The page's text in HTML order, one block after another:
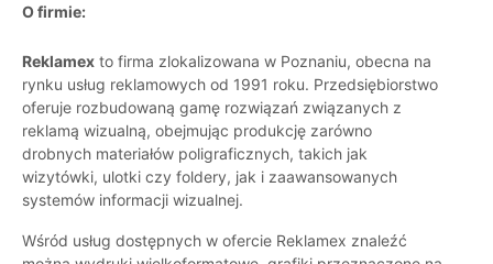
O firmie:
Reklamex to firma zlokalizowana w Poznaniu, obecna na
rynku usług reklamowych od 1991 roku. Przedsiębiorstwo
oferuje rozbudowaną gamę rozwiązań związanych z
reklamą wizualną, obejmując produkcję zarówno
drobnych materiałów poligraficznych, takich jak
wizytówki, ulotki czy foldery, jak i zaawansowanych
systemów informacji wizualnej.
Wśród usług dostępnych w ofercie Reklamex znaleźć